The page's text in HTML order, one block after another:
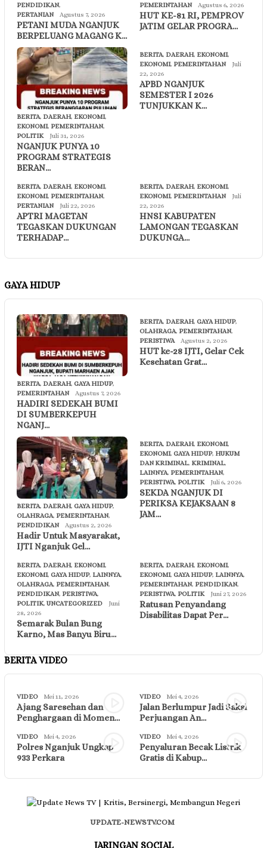
PENDIDIKAN,
PERTANIAN
Agustus 7, 2026
PETANI MUDA NGANJUK
BERPELUANG MAGANG K…
PEMERINTAHAN
Agustus 6, 2026
HUT KE-81 RI, PEMPROV
JATIM GELAR PROGRA…
BERITA, DAERAH, EKONOMI,
EKONOMI, PEMERINTAHAN,
POLITIK
Juli 31, 2026
NGANJUK PUNYA 10
PROGRAM STRATEGIS
BERAN…
BERITA, DAERAH, EKONOMI,
EKONOMI, PEMERINTAHAN
Juli
22, 2026
APBD NGANJUK
SEMESTER I 2026
TUNJUKKAN K…
BERITA, DAERAH, EKONOMI,
EKONOMI, PEMERINTAHAN,
PERTANIAN
Juli 22, 2026
APTRI MAGETAN
TEGASKAN DUKUNGAN
TERHADAP…
BERITA, DAERAH, EKONOMI,
EKONOMI, PEMERINTAHAN
Juli
22, 2026
HNSI KABUPATEN
LAMONGAN TEGASKAN
DUKUNGA…
GAYA HIDUP
BERITA, DAERAH, GAYA HIDUP,
PEMERINTAHAN
Agustus 7, 2026
HADIRI SEDEKAH BUMI
DI SUMBERKEPUH
NGANJ…
BERITA, DAERAH, GAYA HIDUP,
OLAHRAGA, PEMERINTAHAN,
PERISTIWA
Agustus 2, 2026
HUT ke-28 IJTI, Gelar Cek
Kesehatan Grat…
BERITA, DAERAH, GAYA HIDUP,
OLAHRAGA, PEMERINTAHAN,
PENDIDIKAN
Agustus 2, 2026
Hadir Untuk Masyarakat,
IJTI Nganjuk Gel…
BERITA, DAERAH, EKONOMI,
EKONOMI, GAYA HIDUP, HUKUM
DAN KRIMINAL, KRIMINAL,
LAINNYA, PEMERINTAHAN,
PERISTIWA, POLITIK Juli 6, 2026
SEKDA NGANJUK DI
PERIKSA KEJAKSAAN 8
JAM…
BERITA, DAERAH, EKONOMI,
EKONOMI, GAYA HIDUP, LAINNYA,
OLAHRAGA, PEMERINTAHAN,
PENDIDIKAN, PERISTIWA,
POLITIK, UNCATEGORIZED
Juni
28, 2026
Semarak Bulan Bung
Karno, Mas Banyu Biru…
BERITA, DAERAH, EKONOMI,
EKONOMI, GAYA HIDUP, LAINNYA,
PEMERINTAHAN, PENDIDIKAN,
PERISTIWA, POLITIK Juni 27, 2026
Ratusan Penyandang
Disabilitas Dapat Per…
BERITA VIDEO
VIDEO Mei 11, 2026
Ajang Saresehan dan
Penghargaan di Momen…
VIDEO Mei 4, 2026
Jalan Berlumpur Jadi Saksi
Perjuangan An…
VIDEO Mei 4, 2026
Polres Nganjuk Ungkap
933 Perkara
VIDEO Mei 4, 2026
Penyaluran Becak Listrik
Gratis di Kabup…
UPDATE-NEWSTV.COM
JARINGAN SOCIAL